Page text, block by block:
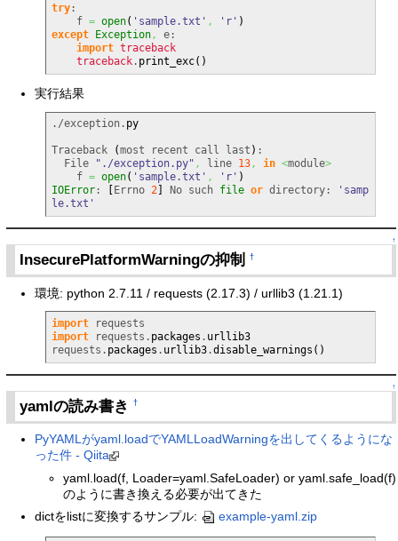
try:
    f
= open( 'sample.txt' , 'r' )
except
Exception,
e:
import traceback
traceback. print_exc( )
実行結果
./exception. py
Traceback (most recent call last ) :
  File
"./exception.py" , line 13, in <module>
    f
= open( 'sample.txt' , 'r' )
IOError: Errno 2] No such file or directory:
'samp
le.txt'
↑
InsecurePlatformWarningの抑制†
環境: python 2.7.11 / requests (2.17.3) / urllib3 (1.21.1)
import
import requests. packages . urllib3
requests. packages . urllib3.disable_warnings ( )
↑
yamlの読み書き†
PyYAMLがyaml.loadでYAMLLoadWarningを出してくるようにな
った件 - Qiita
yaml.load(f, Loader=yaml.SafeLoader) or yaml.safe_load(f)
のように書き換える必要が出てきた
dictをlistに変換するサンプル:
example-yaml.zip